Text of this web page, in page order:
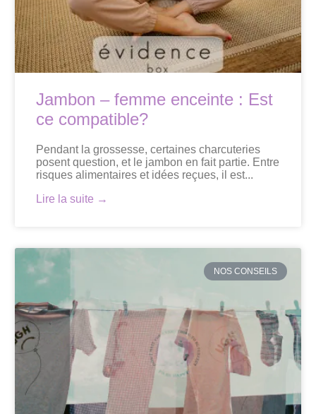
Jambon – femme enceinte : Est
ce compatible?
Pendant la grossesse, certaines charcuteries
posent question, et le jambon en fait partie. Entre
risques alimentaires et idées reçues, il est...
Lire la suite →
NOS CONSEILS